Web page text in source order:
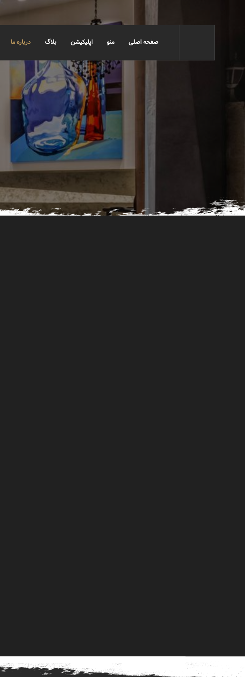
صفحه اصلی منو اپلیکیشن بلاگ درباره ما